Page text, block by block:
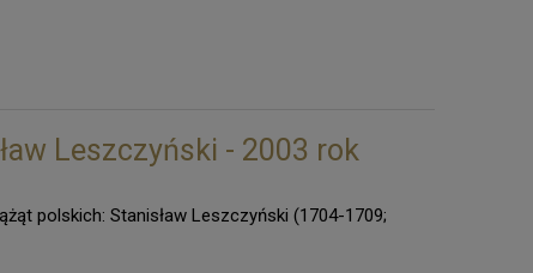
Leszczyński - 2003 rok
polskich: Stanisław Leszczyński (1704-1709;